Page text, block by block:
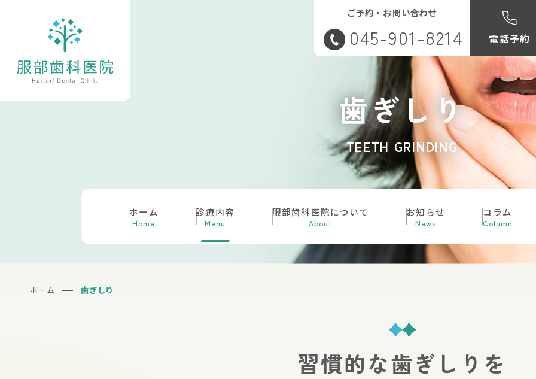
ご予約・お問い合わせ
045-901-8214 電話予約
歯ぎしり
TEETH GRINDING
ホーム
Home
診療内容
Menu
服部歯科医院について
About
お知らせ
News
コラム
Column
ホーム 歯ぎしり
習慣的な歯ぎしりを